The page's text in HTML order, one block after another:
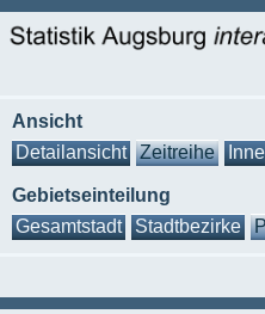
Ansicht
Detailansicht
Zeitreihe
Gebietseinteilung
Gesamtstadt
Stadtbezirke